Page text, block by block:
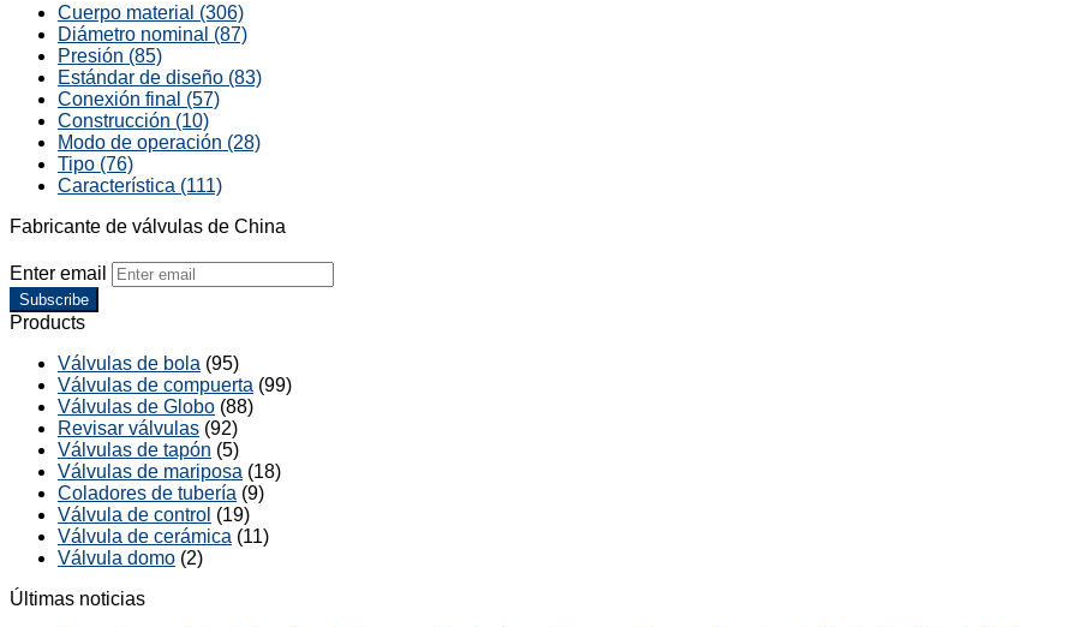
Cuerpo material (306)
Diámetro nominal (87)
Presión (85)
Estándar de diseño (83)
Conexión final (57)
Construcción (10)
Modo de operación (28)
Tipo (76)
Característica (111)
Fabricante de válvulas de China
Enter email
Subscribe
Products
Válvulas de bola (95)
Válvulas de compuerta (99)
Válvulas de Globo (88)
Revisar válvulas (92)
Válvulas de tapón (5)
Válvulas de mariposa (18)
Coladores de tubería (9)
Válvula de control (19)
Válvula de cerámica (11)
Válvula domo (2)
Últimas noticias